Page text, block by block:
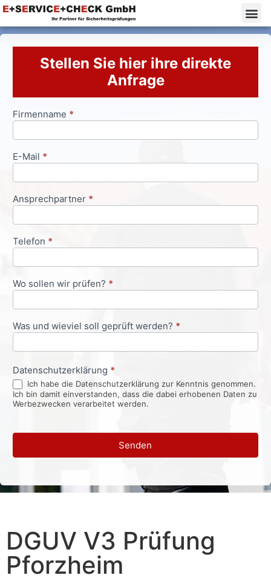
Stellen Sie hier ihre direkte
Anfrage
Anfrageformular
Firmenname *
E-Mail *
Ansprechpartner *
Telefon *
Wo sollen wir prüfen? *
Was und wieviel soll geprüft werden? *
Datenschutzerklärung *
Ich habe die Datenschutzerklärung zur Kenntnis genommen.
Ich bin damit einverstanden, dass die dabei erhobenen Daten zu
Werbezwecken verarbeitet werden.
Senden
DGUV V3 Prüfung
Pforzheim